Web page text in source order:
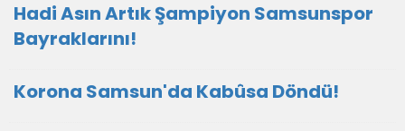
Hadi Asın Artık Şampiyon Samsunspor
Bayraklarını!
Korona Samsun'da Kabûsa Döndü!